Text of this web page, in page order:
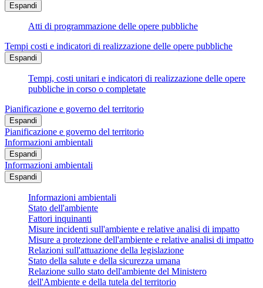
Espandi
Atti di programmazione delle opere pubbliche
Tempi costi e indicatori di realizzazione delle opere pubbliche
Espandi
Tempi, costi unitari e indicatori di realizzazione delle opere
pubbliche in corso o completate
Pianificazione e governo del territorio
Espandi
Pianificazione e governo del territorio
Informazioni ambientali
Espandi
Informazioni ambientali
Espandi
Informazioni ambientali
Stato dell'ambiente
Fattori inquinanti
Misure incidenti sull'ambiente e relative analisi di impatto
Misure a protezione dell'ambiente e relative analisi di impatto
Relazioni sull'attuazione della legislazione
Stato della salute e della sicurezza umana
Relazione sullo stato dell'ambiente del Ministero
dell'Ambiente e della tutela del territorio